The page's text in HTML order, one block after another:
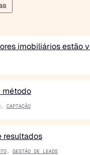
imobiliários estão
método
, CAPTAÇÃO
resultados
, GESTÃO DE LEADS